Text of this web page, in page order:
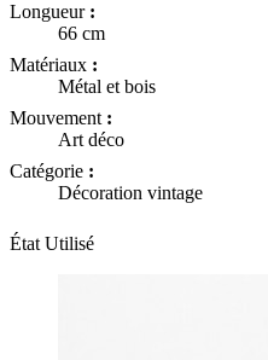
Longueur :
66 cm
Matériaux :
Métal et bois
Mouvement :
Art déco
Catégorie :
Décoration vintage
État Utilisé